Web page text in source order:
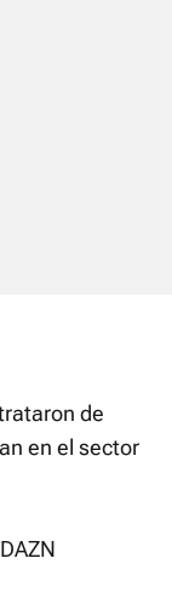
de
en el sector